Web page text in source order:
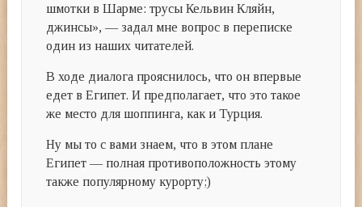
шмотки в Шарме: трусы Кельвин Кляйн,
джинсы», — задал мне вопрос в переписке
один из наших читателей.
В ходе диалога прояснилось, что он впервые
едет в Египет. И предполагает, что это такое
же место для шоппинга, как и Турция.
Ну мы то с вами знаем, что в этом плане
Египет — полная противоположность этому
также популярному курорту;)